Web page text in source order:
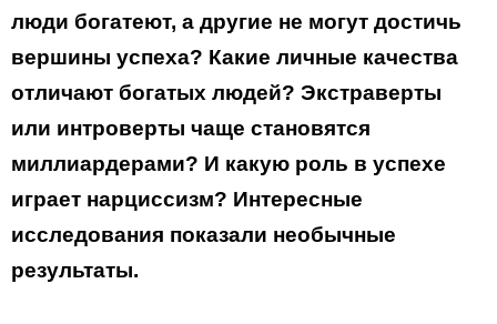
люди богатеют, а другие не могут достичь
вершины успеха? Какие личные качества
отличают богатых людей? Экстраверты
или интроверты чаще становятся
миллиардерами? И какую роль в успехе
играет нарциссизм? Интересные
исследования показали необычные
результаты.